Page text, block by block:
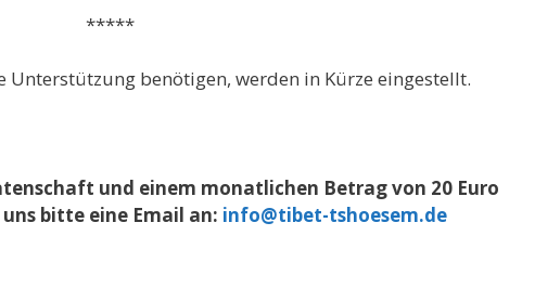
Unterstützung benötigen, werden in Kürze eingestellt.
und einem monatlichen Betrag von 20 Euro
bitte eine Email an: info@tibet-tshoesem.de